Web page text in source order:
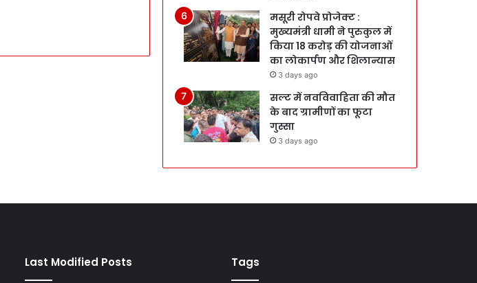
मसूरी रोपवे प्रोजेक्ट :
मुख्‍यमंत्री धामी ने पुरुकुल में
किया 18 करोड़ की योजनाओं
का लोकार्पण और शिलान्यास
3 days ago
सल्ट में नवविवाहिता की मौत
के बाद ग्रामीणों का फूटा
गुस्सा
3 days ago
Last Modified Posts Tags